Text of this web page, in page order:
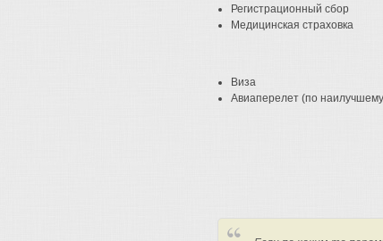
Регистрационный сбор
Медицинская страховка
Виза
Авиаперелет (по